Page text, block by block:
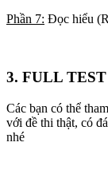
Phần 7: Đọc hiểu
3. FULL
Các bạn có thể
với đề thi thật, có
nhé